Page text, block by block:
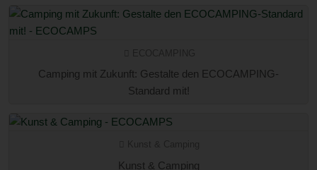
Camping mit Zukunft: Gestalte den ECOCAMPING-
Standard mit!
Kunst & Camping